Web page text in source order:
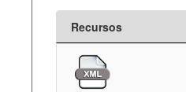
Recursos